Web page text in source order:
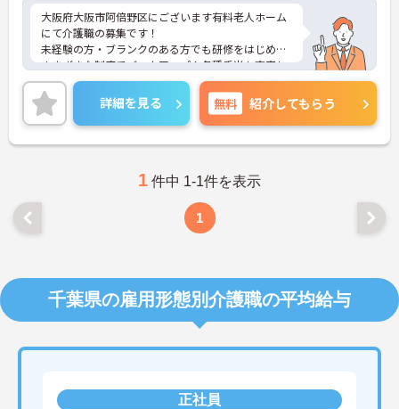
大阪府大阪市阿倍野区にございます有料老人ホーム
にて介護職の募集です！
未経験の方・ブランクのある方でも研修をはじめ、
さまざまな制度でバックアップ！各種手当も充実し
ておりますので、長期的な就業をしやすい環境で
す。
ご興味がございましたら、詳細をお伝えしますの
で、お気軽にお問い合わせください！
詳細を見る 無料 紹介してもらう
1 件中 1-1件を表示
1
千葉県の雇用形態別介護職の平均給与
正社員